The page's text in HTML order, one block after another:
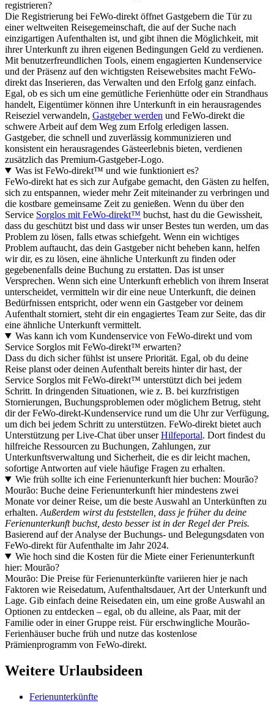
registrieren?
Die Registrierung bei FeWo-direkt öffnet Gastgebern die Tür zu
einer weltweiten Reisegemeinschaft, die auf der Suche nach
einzigartigen Aufenthalten ist, und gibt ihnen die Möglichkeit, mit
ihrer Unterkunft zu ihren eigenen Bedingungen Geld zu verdienen.
Mit benutzerfreundlichen Tools, einem engagierten Kundenservice
und der Präsenz auf den wichtigsten Reisewebsites macht FeWo-
direkt das Inserieren, das Verwalten und den Erfolg ganz einfach.
Egal, ob es sich um eine gemütliche Ferienhütte oder ein Strandhaus
handelt, Eigentümer können ihre Unterkunft in ein herausragendes
Reiseziel verwandeln, Gastgeber werden und FeWo-direkt die
schwere Arbeit auf dem Weg zum Erfolg erledigen lassen.
Gastgeber, die schnell und zuverlässig kommunizieren und
konsistent ein herausragendes Gästeerlebnis bieten, verdienen
zusätzlich das Premium-Gastgeber-Logo.
Was ist FeWo-direkt™ und wie funktioniert es?
FeWo-direkt hat es sich zur Aufgabe gemacht, den Gästen zu helfen,
sich zu entspannen, wieder mehr Zeit miteinander zu verbringen und
die kostbare gemeinsame Zeit zu genießen. Wenn du über den
Service Sorglos mit FeWo-direkt™ buchst, hast du die Gewissheit,
dass du geschützt bist und dass wir unser Bestes tun werden, um das
Problem zu lösen, falls etwas schiefgeht. Wenn ein wichtiges
Problem auftaucht, das dein Gastgeber nicht beheben kann, helfen
wir dir, es zu lösen, eine ähnliche Unterkunft zu finden oder
gegebenenfalls deine Buchung zu erstatten. Das ist unser
Versprechen. Wenn sich eine Unterkunft erheblich von ihrem Inserat
unterscheidet, vermitteln wir dir eine neue Unterkunft, die deinen
Bedürfnissen entspricht, oder wenn ein Gastgeber vor deinem
Aufenthalt storniert, steht dir ein engagiertes Team zur Seite, das dir
eine ähnliche Unterkunft vermittelt.
Was kann ich vom Kundenservice von FeWo-direkt und vom
Service Sorglos mit FeWo-direkt™ erwarten?
Dass du dich sicher fühlst ist unsere Priorität. Egal, ob du deine
Reise planst oder deinen Aufenthalt bereits hinter dir hast, der
Service Sorglos mit FeWo-direkt™ unterstützt dich bei jedem
Schritt. In dringenden Situationen, wie z. B. bei kurzfristigen
Stornierungen, Buchungsproblemen oder möglichem Betrug, steht
dir der FeWo-direkt-Kundenservice rund um die Uhr zur Verfügung,
um dich bei jedem Schritt zu unterstützen. FeWo-direkt bietet auch
Unterstützung per Live-Chat über unserHilfeportal. Dort findest du
hilfreiche Ressourcen zu Buchungen, Zahlungen, zur
Unterkunftsverwaltung und Sicherheit, die es dir leicht machen,
sofortige Antworten auf viele häufige Fragen zu erhalten.
Wie früh sollte ich eine Ferienunterkunft hier buchen: Mourão?
Mourão: Buche deine Ferienunterkunft hier mindestens zwei
Monate vor deiner Reise, um die beste Auswahl an Unterkünften zu
erhalten. Außerdem wirst du feststellen, dass je früher du deine
Ferienunterkunft buchst, desto besser ist in der Regel der Preis.
Basierend auf der Analyse der Buchungs- und Belegungsdaten von
FeWo-direkt für Aufenthalte im Jahr 2024.
Wie hoch sind die Kosten für die Miete einer Ferienunterkunft
hier: Mourão?
Mourão: Die Preise für Ferienunterkünfte variieren hier je nach
Faktoren wie Reisedatum, Aufenthaltsdauer, Art der Unterkunft und
Lage. Gib einfach deine Reisedaten ein, um eine große Auswahl an
Optionen zu entdecken – egal, ob du alleine, als Paar, mit der
Familie oder in einer Gruppe reist. Für erschwingliche Mourão-
Ferienhäuser buche früh und nutze das kostenlose
Prämienprogramm von FeWo-direkt.
Weitere Urlaubsideen
Ferienunterkünfte